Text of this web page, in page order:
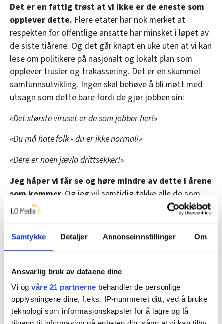
Samtykke Detaljer Annonseinnstillinger Om
Ansvarlig bruk av dataene dine
Vi og våre 21 partnerne behandler de personlige
opplysningene dine, f.eks. IP-nummeret ditt, ved å bruke
teknologi som informasjonskapsler for å lagre og få
Det er en fattig trøst at vi ikke er de eneste som
opplever dette. Flere etater har nok merket at
respekten for offentlige ansatte har minsket i løpet av
de siste tiårene. Og det går knapt en uke uten at vi kan
lese om politikere på nasjonalt og lokalt plan som
opplever trusler og trakassering. Det er en skummel
samfunnsutvikling. Ingen skal behøve å bli møtt med
utsagn som dette bare fordi de gjør jobben sin:
«Det største viruset er de som jobber her!»
«Du må hate folk - du er ikke normal!»
«Dere er noen jævla drittsekker!»
Jeg håper vi får se og høre mindre av dette i årene
som kommer. Og jeg vil samtidig takke alle de som
møter oss med respekt og folkeskikk – selv om vi tar
Det er heldigvis de fleste.
Denne artikkelen erover fire år gammel
Ønsker du å si din mening?